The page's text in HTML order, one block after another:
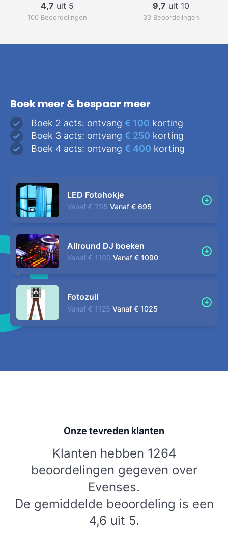
4,7 uit 5
100 Beoordelingen
9,7 uit 10
33 Beoordelingen
Boek meer & bespaar meer
Boek 2 acts: ontvang € 100 korting
Boek 3 acts: ontvang € 250 korting
Boek 4 acts: ontvang € 400 korting
LED Fotohokje
Vanaf € 795 Vanaf € 695
Allround DJ boeken
Vanaf € 1190 Vanaf € 1090
Fotozuil
Vanaf € 1125 Vanaf € 1025
Onze tevreden klanten
Klanten hebben 1264
beoordelingen gegeven over
Evenses.
De gemiddelde beoordeling is een
4,6 uit 5.